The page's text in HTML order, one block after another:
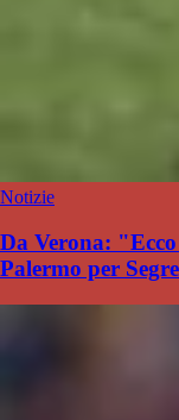
Notizie
Da Verona:
Palermo per